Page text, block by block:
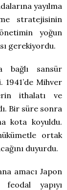
yayılma
stratejisinin
yoğun
gerekiyordu.
bağlı sansür
Mihver
ithalatı ve
Bir süre sonra
kota koyuldu.
ortak
duyurdu.
amacı Japon
yapıyı